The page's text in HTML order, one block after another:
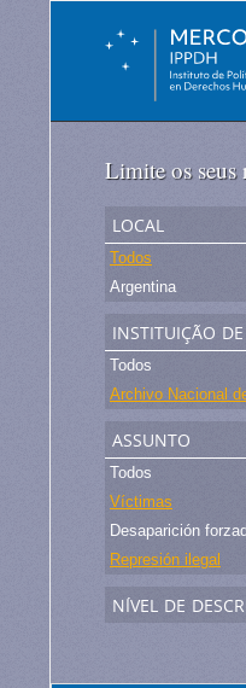
Limite os seus
local
Todos
Argentina
instituição
Todos
Archivo Nacional
assunto
Todos
Víctimas
Desaparición
Represión ilegal
nível de